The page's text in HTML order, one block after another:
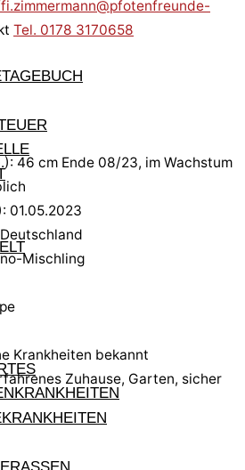
Tel. 0178 3170658
46 cm Ende 08/23, im Wachstum
01.05.2023
Mischling
Krankheiten bekannt
Zuhause, Garten, sicher